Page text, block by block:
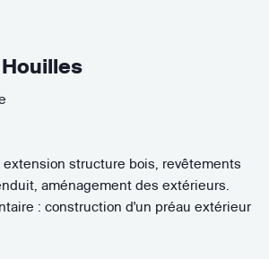
extension structure bois, revêtements
aménagement des extérieurs.
: construction d'un préau extérieur